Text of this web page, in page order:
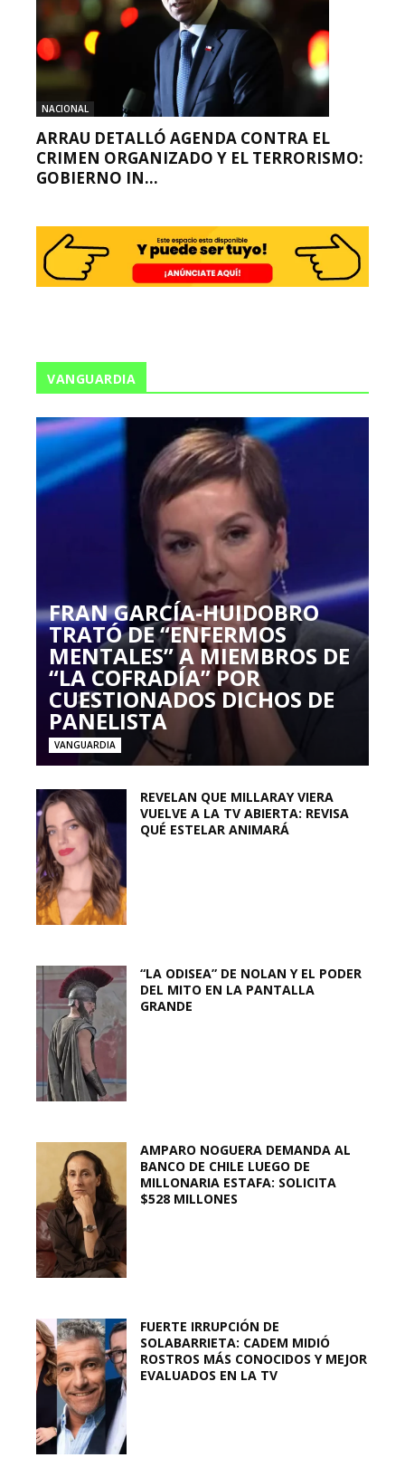
NACIONAL
ARRAU DETALLÓ AGENDA CONTRA EL
CRIMEN ORGANIZADO Y EL TERRORISMO:
GOBIERNO IN...
VANGUARDIA
FRAN GARCÍA-HUIDOBRO
TRATÓ DE “ENFERMOS
MENTALES” A MIEMBROS DE
“LA COFRADÍA” POR
CUESTIONADOS DICHOS DE
PANELISTA
VANGUARDIA
REVELAN QUE MILLARAY VIERA
VUELVE A LA TV ABIERTA: REVISA
QUÉ ESTELAR ANIMARÁ
“LA ODISEA” DE NOLAN Y EL PODER
DEL MITO EN LA PANTALLA
GRANDE
AMPARO NOGUERA DEMANDA AL
BANCO DE CHILE LUEGO DE
MILLONARIA ESTAFA: SOLICITA
$528 MILLONES
FUERTE IRRUPCIÓN DE
SOLABARRIETA: CADEM MIDIÓ
ROSTROS MÁS CONOCIDOS Y MEJOR
EVALUADOS EN LA TV